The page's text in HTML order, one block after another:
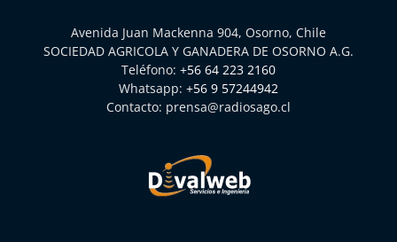
Avenida Juan Mackenna 904, Osorno, Chile
SOCIEDAD AGRICOLA Y GANADERA DE OSORNO A.G.
Teléfono: +56 64 223 2160
Whatsapp: +56 9 57244942
Contacto: prensa@radiosago.cl